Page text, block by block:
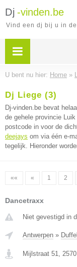
Dj -vinden.be
Vind een dj bij u in
U bent nu hier: Home »
Dj Liege (3)
Dj-vinden.be bevat
de gehele provincie Luik
postcode in voor de
deejays om via één e-
tegelijk. Hieronder
«« « 1 2
Dancetraxx
Niet gevestigd in
Antwerpen » Duffel
Mijlstraat 51, 2570